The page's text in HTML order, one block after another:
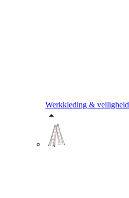
Werkkleding & veiligheid